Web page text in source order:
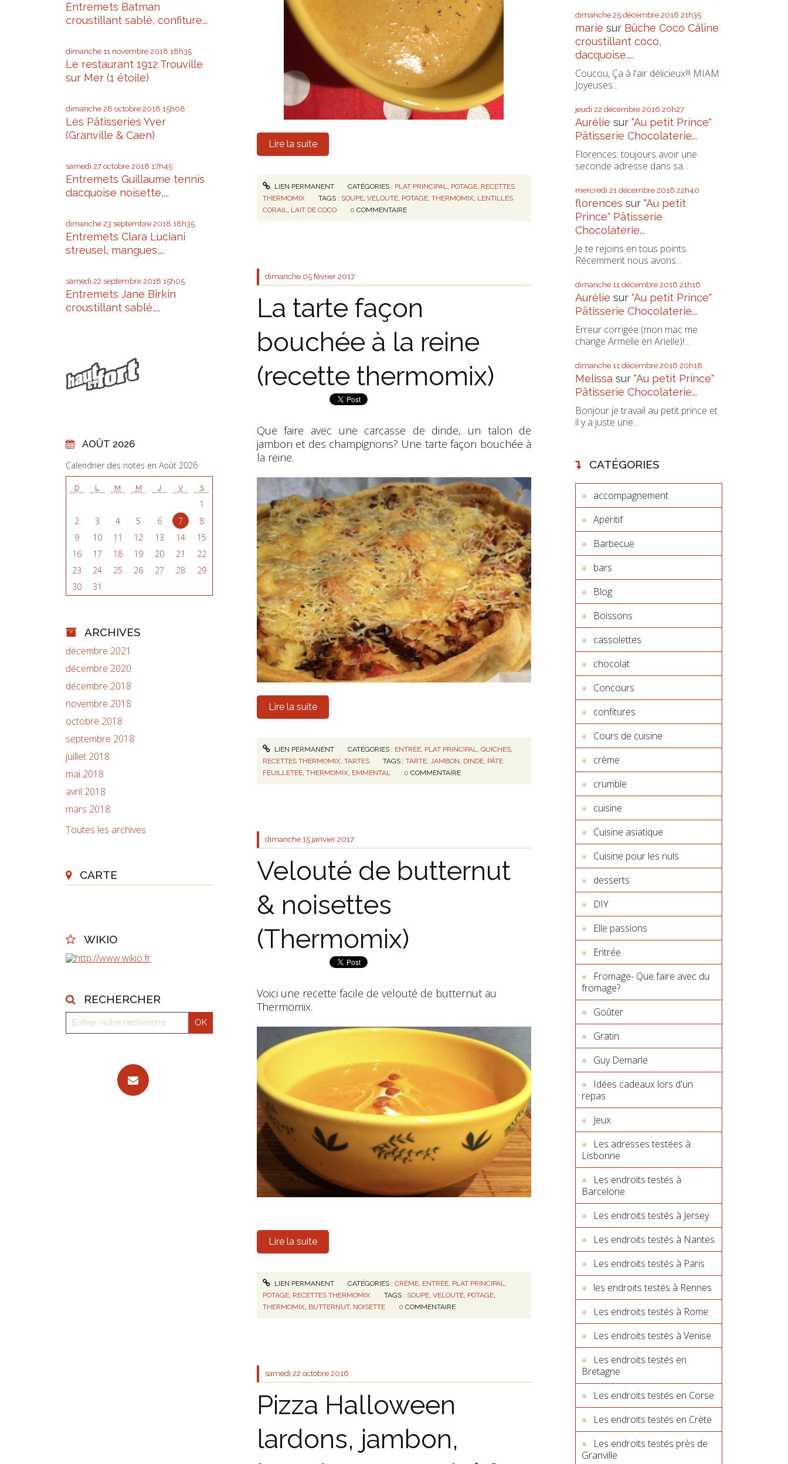
Entremets Batman
croustillant sablé, confiture...
dimanche 11 novembre 2018 18h35
Le restaurant 1912 Trouville
sur Mer (1 étoile)
dimanche 28 octobre 2018 15h08
Les Pâtisseries Yver
(Granville & Caen)
samedi 27 octobre 2018 17h45
Entremets Guillaume tennis
dacquoise noisette,...
dimanche 23 septembre 2018 18h35
Entremets Clara Luciani
streusel, mangues,...
samedi 22 septembre 2018 15h05
Entremets Jane Birkin
croustillant sablé,...
AOÛT 2026
Calendrier des notes en Août 2026
D L M M J V S
1
2
3 4 5 6 7
8
9
10 11 12 13 14
15
16
17 18 19 20 21
22
23
24 25 26 27 28
29
30
31
ARCHIVES
décembre 2021
décembre 2020
décembre 2018
novembre 2018
octobre 2018
septembre 2018
juillet 2018
mai 2018
avril 2018
mars 2018
Toutes les archives
CARTE
WIKIO
RECHERCHER
Lire la suite
LIEN PERMANENT CATÉGORIES : PLAT PRINCIPAL POTAGE RECETTES
THERMOMIX
TAGS : SOUPE, VELOUTÉ, POTAGE, THERMOMIX, LENTILLES
CORAIL
LAIT DE COCO 0 COMMENTAIRE
dimanche 05 février 2017
La tarte façon
bouchée à la reine
(recette thermomix)
Que faire avec une carcasse de dinde, un talon de
jambon et des champignons? Une tarte façon bouchée à
la reine.
Lire la suite
LIEN PERMANENT CATÉGORIES : ENTRÉE PLAT PRINCIPAL ,QUICHES
RECETTES THERMOMIX, TARTES TAGS : TARTE, JAMBON DINDE, PÂTE
FEUILLETÉE, THERMOMIX, EMMENTAL 0 COMMENTAIRE
dimanche 15 janvier 2017
Velouté de butternut
& noisettes
(Thermomix)
Voici une recette facile de velouté de butternut au
Thermomix.
Lire la suite
LIEN PERMANENT CATÉGORIES :CRÈME, ENTRÉE, PLAT PRINCIPAL,
POTAGE, RECETTES THERMOMIX TAGS : SOUPE, VELOUTÉ, POTAGE,
THERMOMIX, BUTTERNUT, NOISETTE 0 COMMENTAIRE
samedi 22 octobre 2016
Pizza Halloween
lardons, jambon,
dimanche 25 décembre 2016 21h35
marie sur Bûche Coco Câline
croustillant coco,
dacquoise,...
Coucou, Ça à l'air délicieux!!! MIAM
Joyeuses...
jeudi 22 décembre 2016 20h27
Aurélie sur "Au petit Prince"
Pâtisserie Chocolaterie...
Florences: toujours avoir une
seconde adresse dans sa...
mercredi 21 décembre 2016 22h40
florences sur "Au petit
Prince" Pâtisserie
Chocolaterie...
Je te rejoins en tous points.
Récemment nous avons...
dimanche 11 décembre 2016 21h16
Aurélie sur "Au petit Prince"
Pâtisserie Chocolaterie...
Erreur corrigée (mon mac me
change Armelle en Arielle)!...
dimanche 11 décembre 2016 20h18
Melissa sur "Au petit Prince"
Pâtisserie Chocolaterie...
Bonjour je travail au petit prince et
il y a juste une...
CATÉGORIES
accompagnement
Apéritif
Barbecue
bars
Blog
Boissons
cassolettes
chocolat
Concours
confitures
Cours de cuisine
crème
crumble
cuisine
Cuisine asiatique
Cuisine pour les nuls
desserts
DIY
Elle passions
Entrée
Fromage- Que faire avec du
fromage?
Goûter
Gratin
Guy Demarle
Idées cadeaux lors d'un
repas
Jeux
Les adresses testées à
Lisbonne
Les endroits testés à
Barcelone
Les endroits testés à Jersey
Les endroits testés à Nantes
Les endroits testés à Paris
les endroits testés à Rennes
Les endroits testés à Rome
Les endroits testés à Venise
Les endroits testés en
Bretagne
Les endroits testés en Corse
Les endroits testés en Crète
Les endroits testés près de
Granville